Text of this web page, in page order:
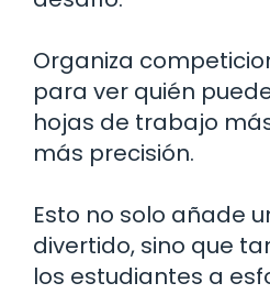
Organiza
para ver quién
hojas de trabajo
más precisión.
Esto no solo añade
divertido, sino que
los estudiantes a